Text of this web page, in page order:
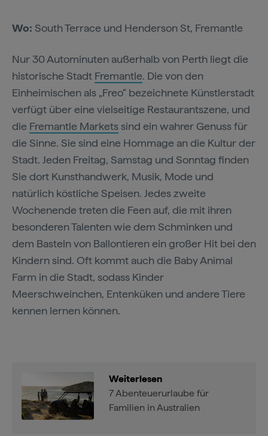
Wo: South Terrace und Henderson St, Fremantle
Nur 30 Autominuten außerhalb von Perth liegt die
historische Stadt Fremantle. Die von den
Einheimischen als „Freo“ bezeichnete Künstlerstadt
verfügt über eine vielseitige Restaurantszene, und
die Fremantle Marketssind ein wahrer Genuss für
die Sinne. Sie sind eine Hommage an die Kultur der
Stadt. Jeden Freitag, Samstag und Sonntag finden
Sie dort Kunsthandwerk, Musik, Mode und
natürlich köstliche Speisen. Jedes zweite
Wochenende treten die Feen auf, die mit ihren
besonderen Talenten wie dem Schminken und
dem Basteln von Ballontieren ein großer Hit bei den
Kindern sind. Oft kommt auch die Baby Animal
Farm in die Stadt, sodass Kinder
Meerschweinchen, Entenküken und andere Tiere
kennen lernen können.
Weiterlesen
7 Abenteuerurlaube für
Familien in Australien